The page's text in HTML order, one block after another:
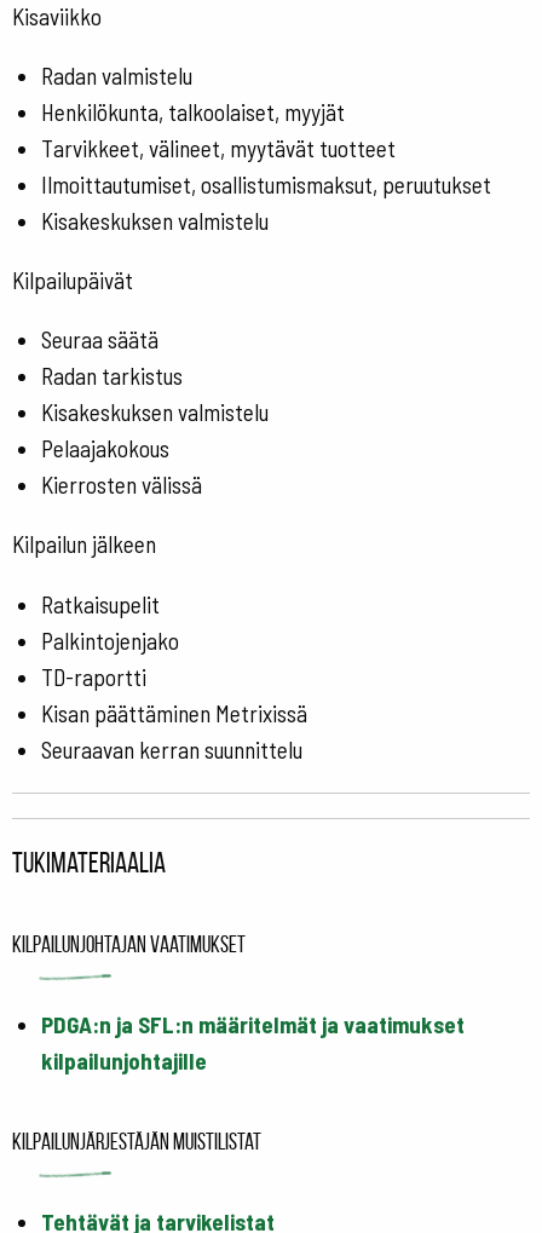
Kisaviikko
Radan valmistelu
Henkilökunta, talkoolaiset, myyjät
Tarvikkeet, välineet, myytävät tuotteet
Ilmoittautumiset, osallistumismaksut, peruutukset
Kisakeskuksen valmistelu
Kilpailupäivät
Seuraa säätä
Radan tarkistus
Kisakeskuksen valmistelu
Pelaajakokous
Kierrosten välissä
Kilpailun jälkeen
Ratkaisupelit
Palkintojenjako
TD-raportti
Kisan päättäminen Metrixissä
Seuraavan kerran suunnittelu
Tukimateriaalia
Kilpailunjohtajan vaatimukset
PDGA:n ja SFL:n määritelmät ja vaatimukset
kilpailunjohtajille
Kilpailunjärjestäjän muistilistat
Tehtävät ja tarvikelistat